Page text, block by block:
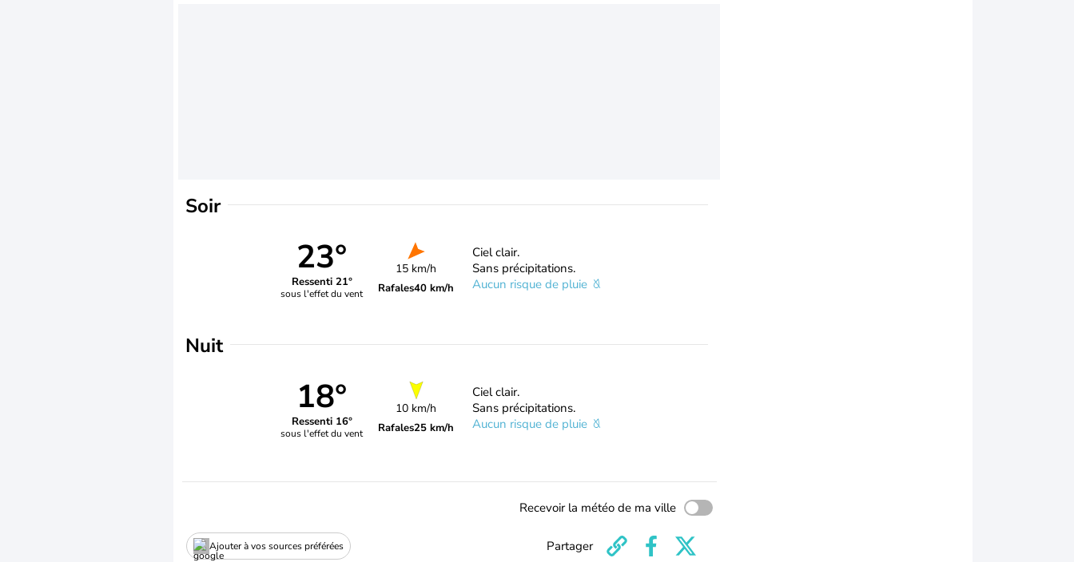
Soir
23°
Ressenti 21°
sous l'effet du vent
15 km/h
Rafales40 km/h
Ciel clair.
Sans précipitations.
Aucun risque de pluie
Nuit
18°
Ressenti 16°
sous l'effet du vent
10 km/h
Rafales25 km/h
Ciel clair.
Sans précipitations.
Aucun risque de pluie
Recevoir la météo de ma ville
Ajouter à vos sources préférées Partager